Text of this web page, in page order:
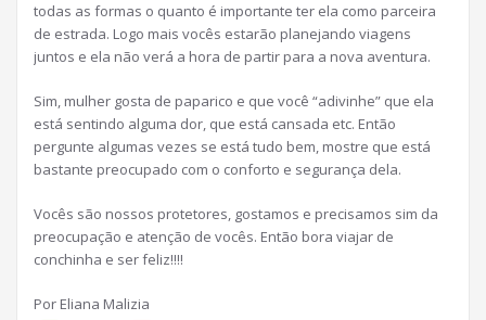
todas as formas o quanto é importante ter ela como parceira
de estrada. Logo mais vocês estarão planejando viagens
juntos e ela não verá a hora de partir para a nova aventura.
Sim, mulher gosta de paparico e que você “adivinhe” que ela
está sentindo alguma dor, que está cansada etc. Então
pergunte algumas vezes se está tudo bem, mostre que está
bastante preocupado com o conforto e segurança dela.
Vocês são nossos protetores, gostamos e precisamos sim da
preocupação e atenção de vocês. Então bora viajar de
conchinha e ser feliz!!!!
Por Eliana Malizia